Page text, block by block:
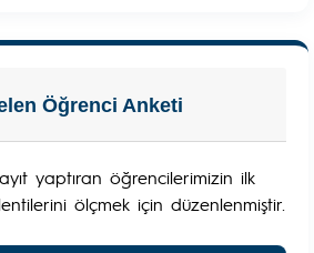
Öğrenci Anketi
yaptıran öğrencilerimizin ilk
ölçmek için düzenlenmiştir.